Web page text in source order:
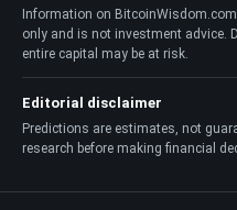
Information on
only and is not investment advice.
entire capital may be at risk.
Editorial disclaimer
Predictions are estimates, not
research before making financial